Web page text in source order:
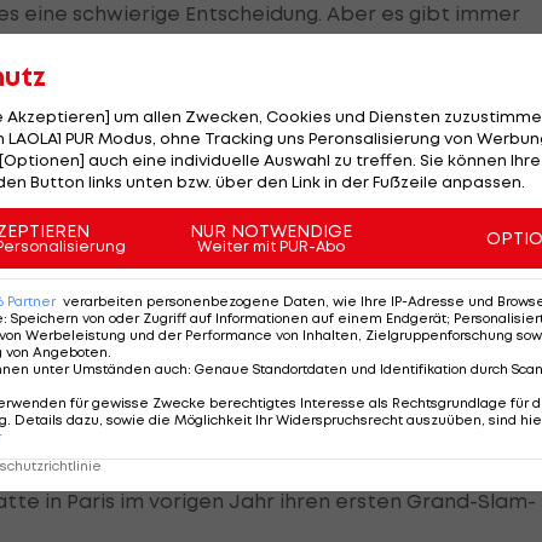
eine schwierige Entscheidung. Aber es gibt immer
Barty.
dem auszusetzen. Eine Entscheidung über die
in Europa kündigte sie für die
aus
die US Open, die vom 31. August bis zum 13.
sind. Ob das Grand-Slam-Turnier angesichts
ausgetragen wird, soll sich demnächst
angesetzten
in Paris im vorigen Jahr ihren ersten Grand-Slam-
Akzeptieren] um allen Zwecken, Cookies und Diensten
PUR Modus, ohne Tracking uns Peronsalisierung von
auch eine individuelle Auswahl zu treffen. Sie können
Button links unten bzw. über den Link in der Fußzeile anpassen.
NUR NOTWENDIGE
Weiter mit PUR-Abo
Partner verarbeiten personenbezogene Daten, wie Ihre IP-Adresse und
: Speichern von oder Zugriff auf Informationen auf einem Endgerät;
Werbeleistung und der Performance von Inhalten, Zielgruppenforschung
von Angeboten.
unter Umständen auch: Genaue Standortdaten und Identifikation durch
für gewisse Zwecke berechtigtes Interesse als Rechtsgrundlage für
Details dazu, sowie die Möglichkeit Ihr Widerspruchsrecht auszuüben, sind